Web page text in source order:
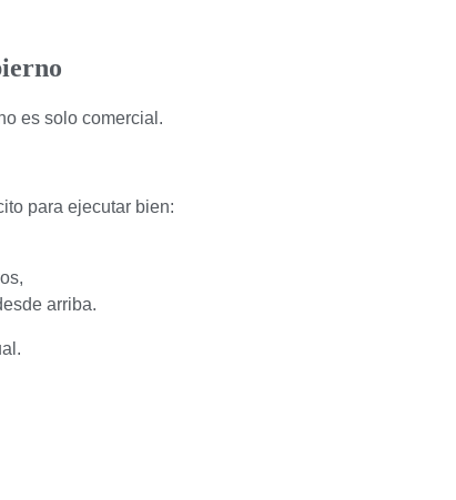
es solo comercial.
para ejecutar bien:
arriba.